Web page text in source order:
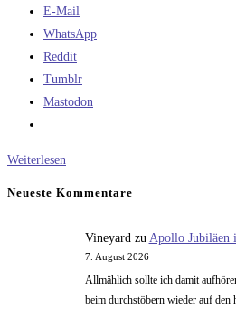
E-Mail
WhatsApp
Reddit
Tumblr
Mastodon
Weiterlesen
Pokémon
Neueste Kommentare
Vineyardzu Apollo Jubiläen
7. August 2026
Allmählich sollte ich damit
beim durchstöbern wieder auf